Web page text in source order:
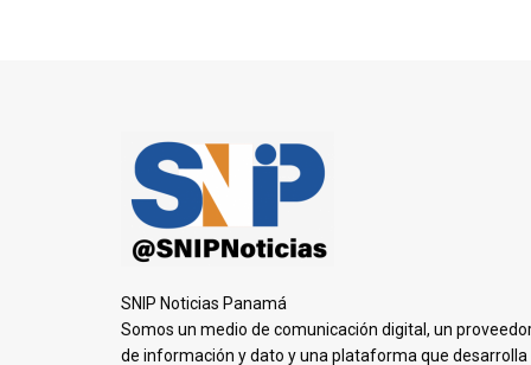
SNIP Noticias Panamá
Somos un medio de comunicación digital, un
de información y dato y una plataforma que desarrolla